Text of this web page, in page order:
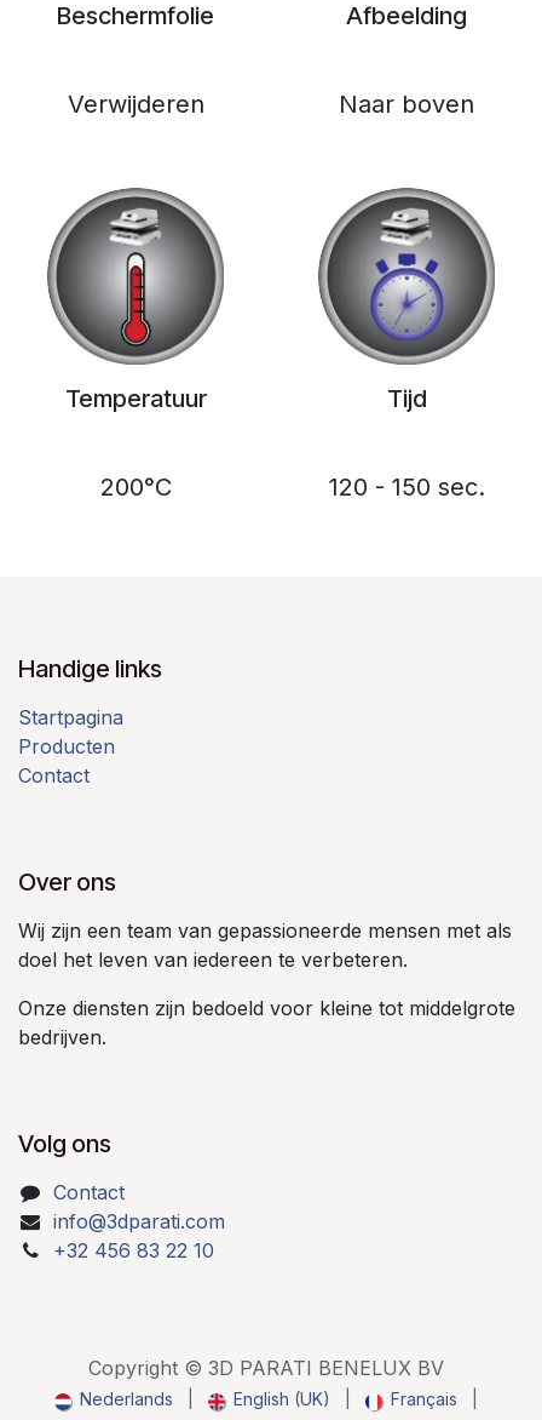
Beschermfolie
Verwijderen
Afbeelding
Naar boven
Temperatuur
200°C
Tijd
120 - 150 sec.
Handige links
Startpagina
Producten
Contact
Over ons
Wij zijn een team van gepassioneerde mensen met als
doel het leven van iedereen te verbeteren.
Onze diensten zijn bedoeld voor kleine tot middelgrote
bedrijven.
Volg ons
Contact
info@3dparati.com
+32 456 83 22 10
Copyright © 3D PARATI BENELUX BV
Nederlands English (UK) Français